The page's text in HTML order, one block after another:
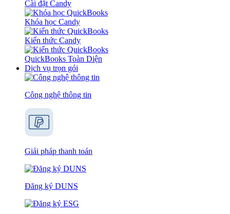
Cài đặt Candy
Khóa học Candy
Kiến thức Candy
QuickBooks Toàn Diện
Dịch vụ trọn gói
Công nghệ thông tin
Giải pháp thanh toán
Đăng ký DUNS